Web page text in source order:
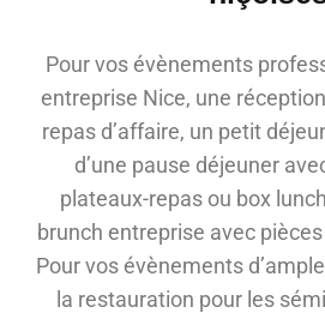
Pour vos évènements
entreprise Nice, une
repas d’affaire, un petit
d’une pause déjeuner
plateaux-repas ou box
brunch entreprise avec
Pour vos évènements
la restauration pour les